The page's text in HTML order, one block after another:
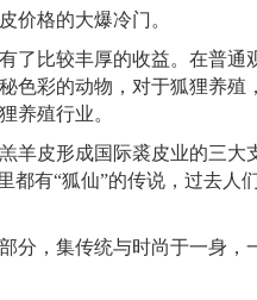
价格的大爆冷门。
了比较丰厚的收益。在普通
色彩的动物，对于狐狸养殖
养殖行业。
羊皮形成国际裘皮业的三大
都有“狐仙”的传说，过去人
分，集传统与时尚于一身，